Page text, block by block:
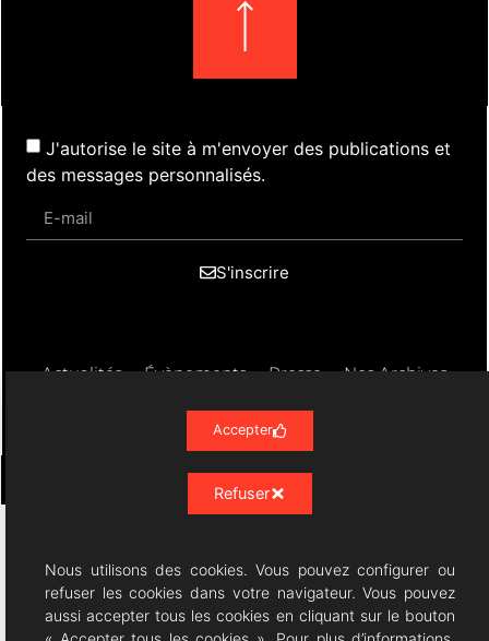
J'autorise le site à m'envoyer des publications et
des messages personnalisés.
S'inscrire
Actualités Évènements Presse
Nos Archives
Politique de confidentialité RGPD
07/08/2026 © All rights Reserved. GEMEA Interactive
Nous utilisons des cookies. Vous pouvez configurer ou
refuser les cookies dans votre navigateur. Vous pouvez
aussi accepter tous les cookies en cliquant sur le bouton
Accepter
Refuser